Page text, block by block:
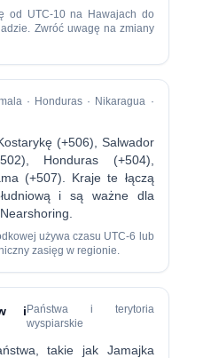
od UTC-10 na Hawajach do
Zwróć uwagę na zmiany
· Honduras · Nikaragua ·
(+506), Salwador
Honduras (+504),
(+507). Kraje te łączą
i są ważne dla
używa czasu UTC-6 lub
zasięg w regionie.
i Państwa i terytoria
wyspiarskie
takie jak Jamajka